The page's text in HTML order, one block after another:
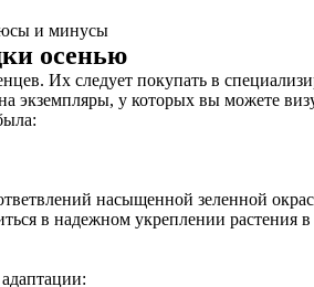
и минусы
осенью
Их следует покупать в
экземпляры, у которых вы можете
насыщенной зеленной
в надежном укреплении